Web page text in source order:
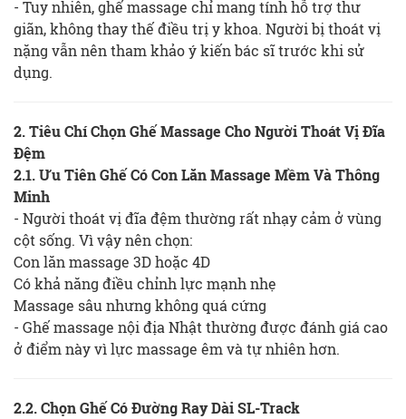
- Tuy nhiên, ghế massage chỉ mang tính hỗ trợ thư
giãn, không thay thế điều trị y khoa. Người bị thoát vị
nặng vẫn nên tham khảo ý kiến bác sĩ trước khi sử
dụng.
2. Tiêu Chí Chọn Ghế Massage Cho Người Thoát Vị Đĩa
Đệm
2.1. Ưu Tiên Ghế Có Con Lăn Massage Mềm Và Thông
Minh
- Người thoát vị đĩa đệm thường rất nhạy cảm ở vùng
cột sống. Vì vậy nên chọn:
Con lăn massage 3D hoặc 4D
Có khả năng điều chỉnh lực mạnh nhẹ
Massage sâu nhưng không quá cứng
- Ghế massage nội địa Nhật thường được đánh giá cao
ở điểm này vì lực massage êm và tự nhiên hơn.
2.2. Chọn Ghế Có Đường Ray Dài SL-Track